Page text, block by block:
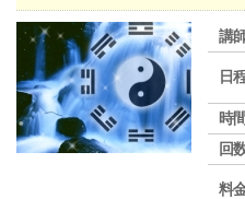
講
日
時間
回
料